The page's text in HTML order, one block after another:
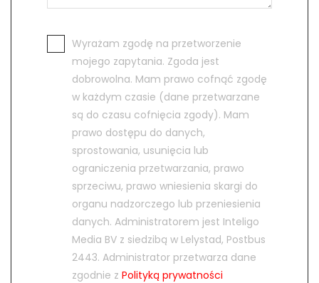
Wyrażam zgodę na przetworzenie
mojego zapytania. Zgoda jest
dobrowolna. Mam prawo cofnąć zgodę
w każdym czasie (dane przetwarzane
są do czasu cofnięcia zgody). Mam
prawo dostępu do danych,
sprostowania, usunięcia lub
ograniczenia przetwarzania, prawo
sprzeciwu, prawo wniesienia skargi do
organu nadzorczego lub przeniesienia
danych. Administratorem jest Inteligo
Media BV z siedzibą w Lelystad, Postbus
2443. Administrator przetwarza dane
zgodnie z Polityką prywatności